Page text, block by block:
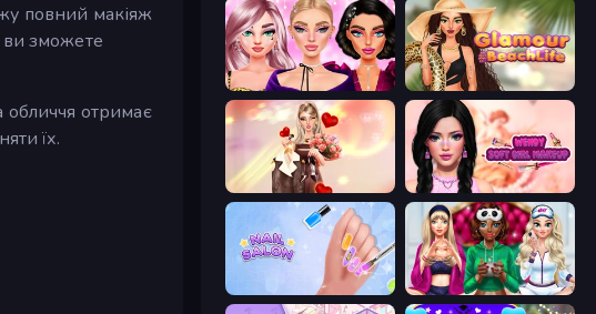
повний макіяж
ви зможете
обличчя отримає
їх.
New Year Makeup Trends Glamour Beach Life
GRWM Date Night Wendy Soft Girl Makeup
Nail Salon BFFs Luxury Loungewear